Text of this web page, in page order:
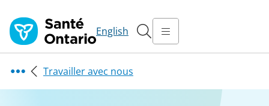
English
Travailler avec nous